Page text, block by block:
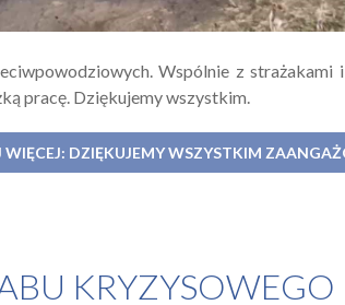
Wspólnie z strażakami
pracę. Dziękujemy wszystkim.
WIĘCEJ: DZIĘKUJEMY WSZYSTKIM
KRYZYSOWEGO